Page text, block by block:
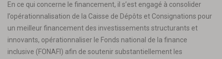
En ce qui concerne le financement, il s’est engagé à consolider
l’opérationnalisation de la Caisse de Dépôts et Consignations pour
un meilleur financement des investissements structurants et
innovants, opérationnaliser le Fonds national de la finance
inclusive (FONAFI) afin de soutenir substantiellement les